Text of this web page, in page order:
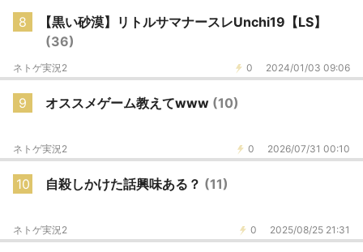
8
【黒い砂漠】リトルサマナースレUnchi19【LS】
(36)
0 2024/01/03 09:06
ネトゲ実況2
9 オススメゲーム教えてwww (10)
0 2026/07/31 00:10
ネトゲ実況2
10 自殺しかけた話興味ある？ (11)
0 2025/08/25 21:31
ネトゲ実況2